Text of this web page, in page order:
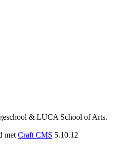
& LUCA School of Arts.
met Craft CMS 5.10.12